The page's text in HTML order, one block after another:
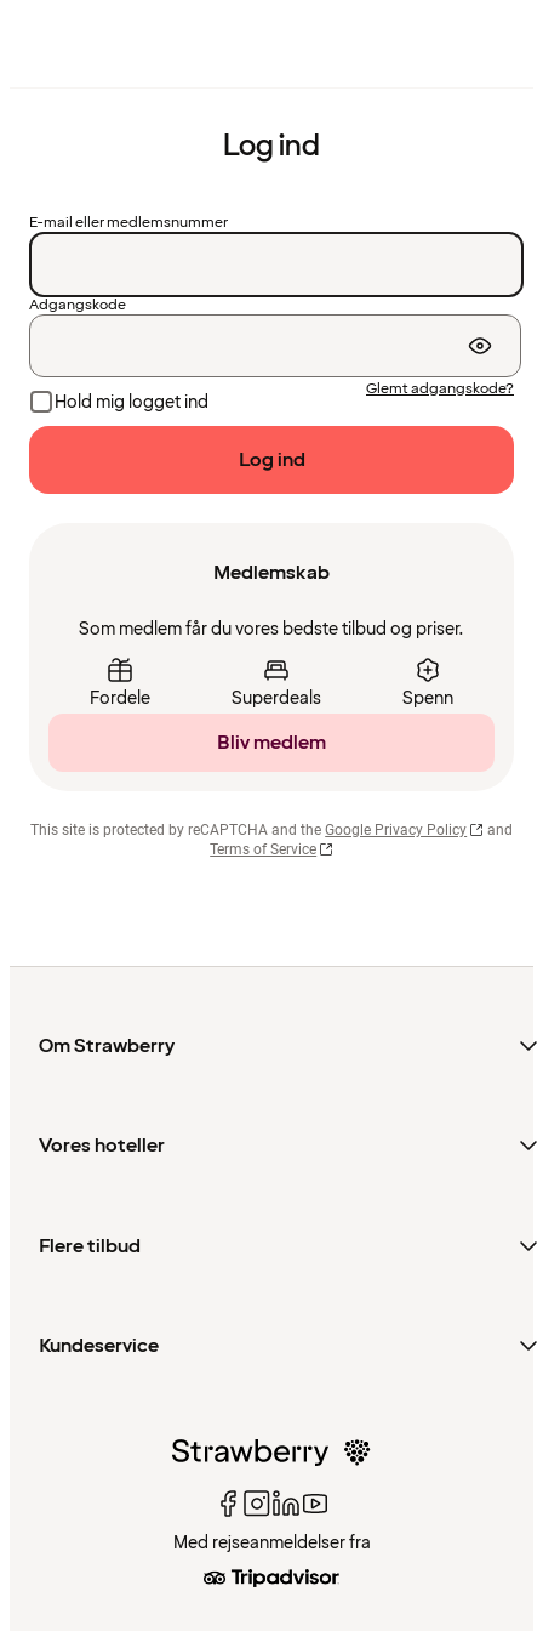
Log ind
E-mail eller medlemsnummer
Adgangskode
Hold mig logget ind
Glemt adgangskode?
Log ind
Medlemskab
Som medlem får du vores bedste tilbud og priser.
Fordele Superdeals Spenn
Bliv medlem
This site is protected by reCAPTCHA and the Google Privacy Policy
and
Terms of Service
Om Strawberry
Vores hoteller
Flere tilbud
Kundeservice
Med rejseanmeldelser fra